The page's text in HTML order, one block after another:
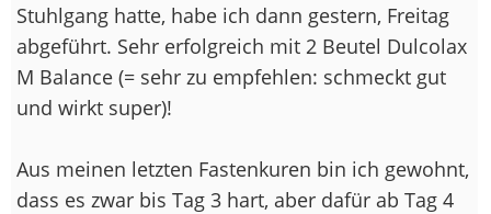
Stuhlgang hatte, habe ich dann gestern, Freitag
abgeführt. Sehr erfolgreich mit 2 Beutel Dulcolax
M Balance (= sehr zu empfehlen: schmeckt gut
und wirkt super)!
Aus meinen letzten Fastenkuren bin ich gewohnt,
dass es zwar bis Tag 3 hart, aber dafür ab Tag 4